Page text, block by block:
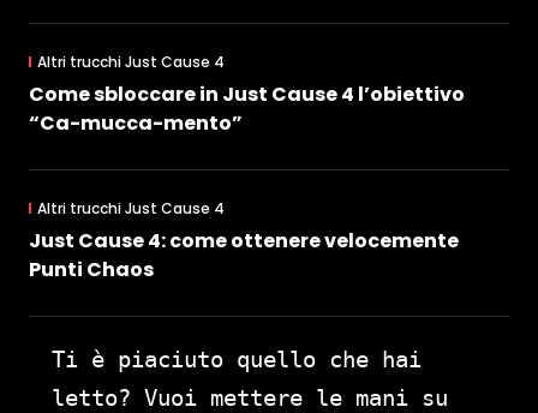
Altri trucchi Just Cause 4
Come sbloccare in Just Cause 4 l’obiettivo
“Ca-mucca-mento”
Altri trucchi Just Cause 4
Just Cause 4: come ottenere velocemente
Punti Chaos
Ti è piaciuto quello che hai
letto? Vuoi mettere le mani su